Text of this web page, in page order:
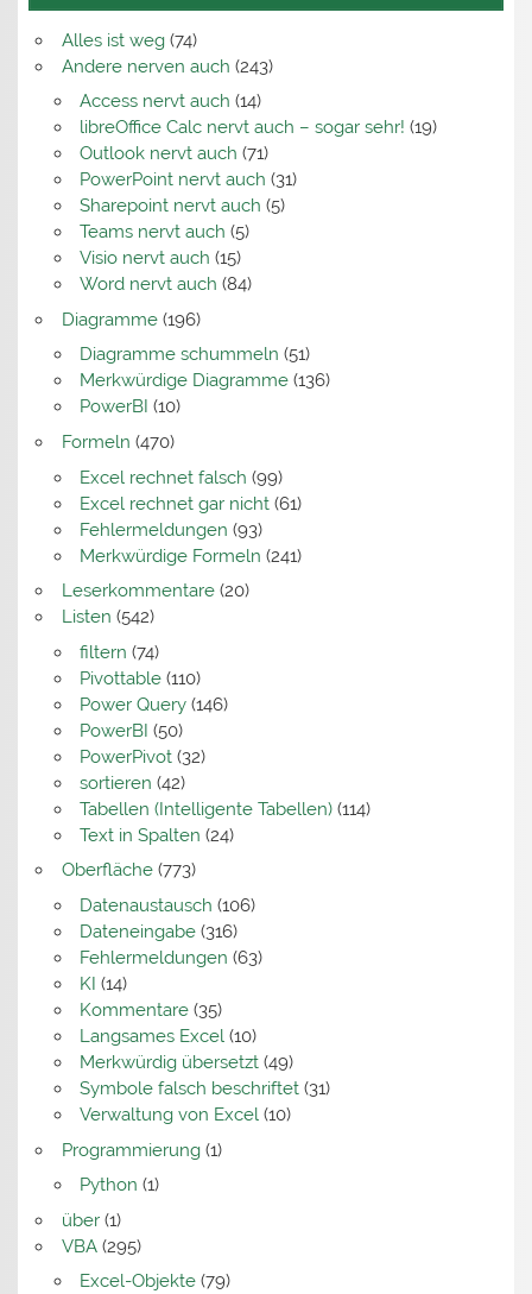
Alles ist weg(74)
Andere nerven auch (243)
Access nervt auch (14)
libreOffice Calc nervt auch – sogar sehr! (19)
Outlook nervt auch (71)
PowerPoint nervt auch (31)
Sharepoint nervt auch (5)
Teams nervt auch (5)
Visio nervt auch (15)
Word nervt auch (84)
Diagramme(196)
Diagramme schummeln (51)
Merkwürdige Diagramme(136)
PowerBI (10)
Formeln (470)
Excel rechnet falsch (99)
Excel rechnet gar nicht(61)
Fehlermeldungen (93)
Merkwürdige Formeln (241)
Leserkommentare(20)
Listen (542)
filtern (74)
Pivottable(110)
Power Query(146)
PowerBI (50)
PowerPivot(32)
sortieren (42)
Tabellen (Intelligente Tabellen)(114)
Text in Spalten (24)
Oberfläche(773)
Datenaustausch (106)
Dateneingabe(316)
Fehlermeldungen (63)
KI (14)
Kommentare(35)
Langsames Excel(10)
Merkwürdig übersetzt(49)
Symbole falsch beschriftet(31)
Verwaltung von Excel(10)
Programmierung(1)
Python (1)
über(1)
VBA(295)
Excel-Objekte(79)